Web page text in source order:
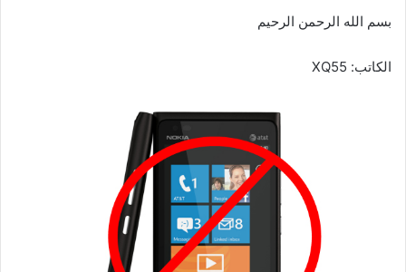
بسم الله الرحمن الرحيم
الكاتب: XQ55